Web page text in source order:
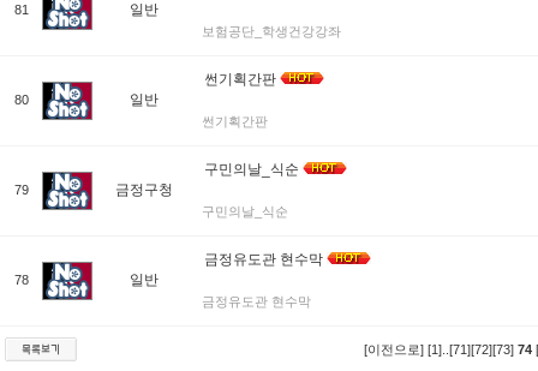
81 일반
보험공단_학생건강강좌
80 일반
썬기획간판
썬기획간판
79 금정구청
구민의날_식순
구민의날_식순
78 일반
금정유도관 현수막
금정유도관 현수막
[이전으로] [1] [71][72][73] 74